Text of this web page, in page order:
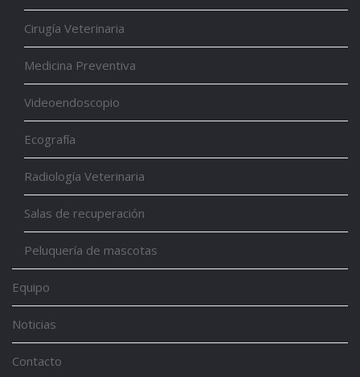
Cirugía Veterinaria
Medicina Preventiva
Videoendoscopio
Ecografía
Radiología Veterinaria
Salas de recuperación
Peluquería de mascotas
Equipo
Noticias
Contacto